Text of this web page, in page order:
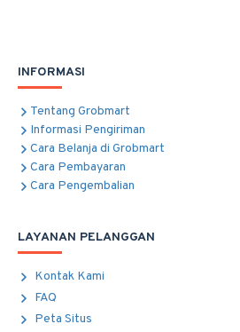
INFORMASI
Tentang Grobmart
Informasi Pengiriman
Cara Belanja di Grobmart
Cara Pembayaran
Cara Pengembalian
LAYANAN PELANGGAN
Kontak Kami
FAQ
Peta Situs